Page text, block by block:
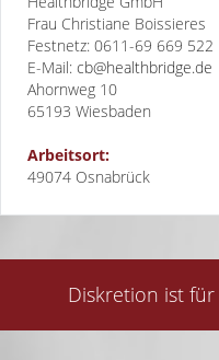
Frau Christiane Boissieres
Festnetz: 0611-69 669 522
E-Mail: cb@healthbridge.de
Ahornweg 10
65193 Wiesbaden
Arbeitsort:
49074 Osnabrück
Diskretion ist